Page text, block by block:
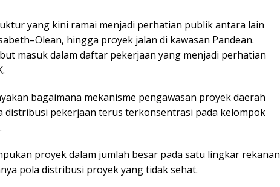
yang kini ramai menjadi perhatian publik antara lain
hingga proyek jalan di kawasan Pandean.
masuk dalam daftar pekerjaan yang menjadi perhatian
bagaimana mekanisme pengawasan proyek daerah
distribusi pekerjaan terus terkonsentrasi pada kelompok
proyek dalam jumlah besar pada satu lingkar rekanan
pola distribusi proyek yang tidak sehat.